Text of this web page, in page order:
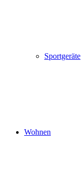
Sportgeräte
Wohnen